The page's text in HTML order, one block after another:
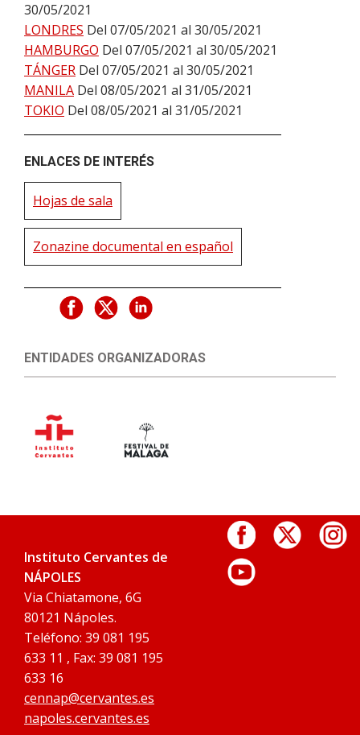
30/05/2021
LONDRES Del 07/05/2021 al 30/05/2021
HAMBURGO Del 07/05/2021 al 30/05/2021
TÁNGER Del 07/05/2021 al 30/05/2021
MANILA Del 08/05/2021 al 31/05/2021
TOKIO Del 08/05/2021 al 31/05/2021
ENLACES DE INTERÉS
Hojas de sala
Zonazine documental en español
ENTIDADES ORGANIZADORAS
Instituto Cervantes de
NÁPOLES
Via Chiatamone, 6G
80121 Nápoles.
Teléfono: 39 081 195
633 11 , Fax: 39 081 195
633 16
cennap@cervantes.es
napoles.cervantes.es